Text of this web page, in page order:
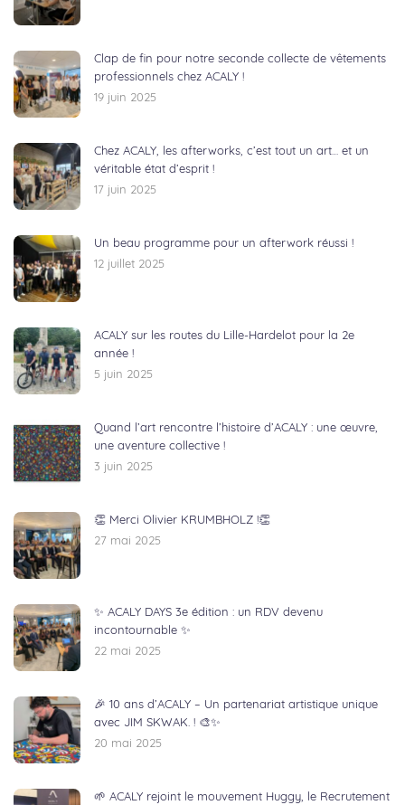
Clap de fin pour notre seconde collecte de vêtements
professionnels chez ACALY !
19 juin 2025
Chez ACALY, les afterworks, c’est tout un art… et un
véritable état d’esprit !
17 juin 2025
Un beau programme pour un afterwork réussi !
12 juillet 2025
ACALY sur les routes du Lille-Hardelot pour la 2e
année !
5 juin 2025
Quand l’art rencontre l’histoire d’ACALY : une œuvre,
une aventure collective !
3 juin 2025
👏 Merci Olivier KRUMBHOLZ !👏
27 mai 2025
✨ ACALY DAYS 3e édition : un RDV devenu
incontournable ✨
22 mai 2025
🎉 10 ans d’ACALY – Un partenariat artistique unique
avec JIM SKWAK. ! 🎨✨
20 mai 2025
🌱 ACALY rejoint le mouvement Huggy, le Recrutement